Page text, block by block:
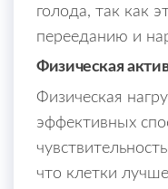
голода, так как
перееданию и
Физическая
Физическая
эффективных
что клетки